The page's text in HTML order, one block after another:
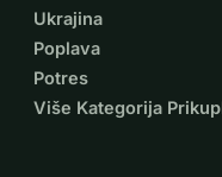
Ukrajina
Poplava
Potres
Više Kategorija